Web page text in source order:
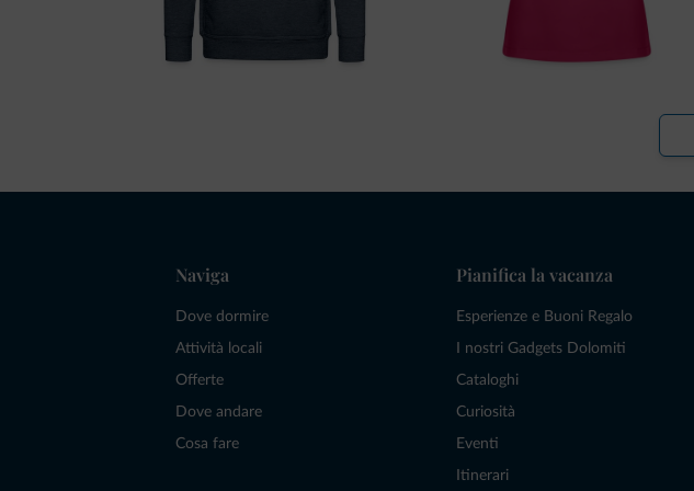
Naviga
Dove dormire
Attività locali
Offerte
Dove andare
Cosa fare
Pianifica la vacanza
Esperienze e Buoni Regalo
I nostri Gadgets Dolomiti
Cataloghi
Curiosità
Eventi
Itinerari